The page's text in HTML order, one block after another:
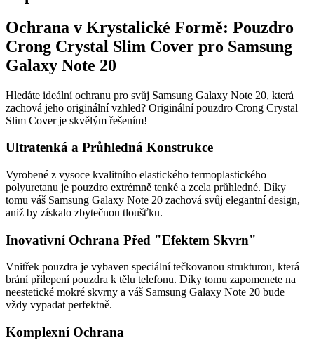
Ochrana v Krystalické Formě: Pouzdro
Crong Crystal Slim Cover pro Samsung
Galaxy Note 20
Hledáte ideální ochranu pro svůj Samsung Galaxy Note 20, která
zachová jeho originální vzhled? Originální pouzdro Crong Crystal
Slim Cover je skvělým řešením!
Ultratenká a Průhledná Konstrukce
Vyrobené z vysoce kvalitního elastického termoplastického
polyuretanu je pouzdro extrémně tenké a zcela průhledné. Díky
tomu váš Samsung Galaxy Note 20 zachová svůj elegantní design,
aniž by získalo zbytečnou tloušťku.
Inovativní Ochrana Před "Efektem Skvrn"
Vnitřek pouzdra je vybaven speciální tečkovanou strukturou, která
brání přilepení pouzdra k tělu telefonu. Díky tomu zapomenete na
neestetické mokré skvrny a váš Samsung Galaxy Note 20 bude
vždy vypadat perfektně.
Komplexní Ochrana